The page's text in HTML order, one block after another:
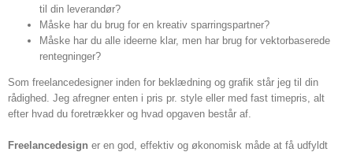
til din leverandør?
Måske har du brug for en kreativ sparringspartner?
Måske har du alle ideerne klar, men har brug for vektorbaserede
rentegninger?
Som freelancedesigner inden for beklædning og grafik står jeg til din
rådighed. Jeg afregner enten i pris pr. style eller med fast timepris, alt
efter hvad du foretrækker og hvad opgaven består af.
Freelancedesign er en god, effektiv og økonomisk måde at få udfyldt